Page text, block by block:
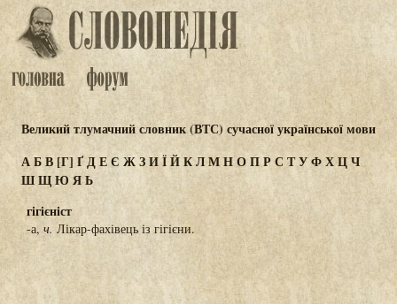
Великий тлумачний словник (ВТС) сучасної української мови
АБВ[Г] ҐДЕЄ ЖЗИЇЙКЛМНОПР СТУФХЦЧ
ШЩЮЯЬ
гігієніст
-а, ч. Лікар-фахівець із гігієни.